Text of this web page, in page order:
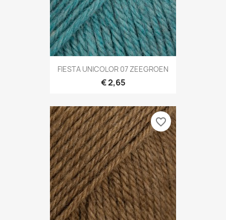
FIESTA UNICOLOR 07 ZEEGROEN
€ 2,65
favorite_border